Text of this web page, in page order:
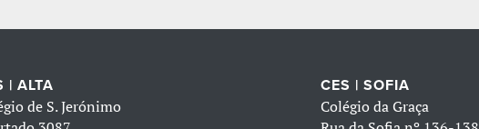
| ALTA
de S. Jerónimo
CES | SOFIA
Colégio da Graça